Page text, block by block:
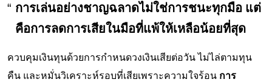
การเล่นอย่างชาญฉลาดไม่ใช่การชนะทุกมือ แต่
คือการลดการเสียในมือที่แพ้ให้เหลือน้อยที่สุด
ควบคุมเงินทุนด้วยการกำหนดวงเงินเสียต่อวัน ไม่ไล่ตามทุน
คืน และหมั่นวิเคราะห์รอบที่เสียเพราะความใจร้อน การ